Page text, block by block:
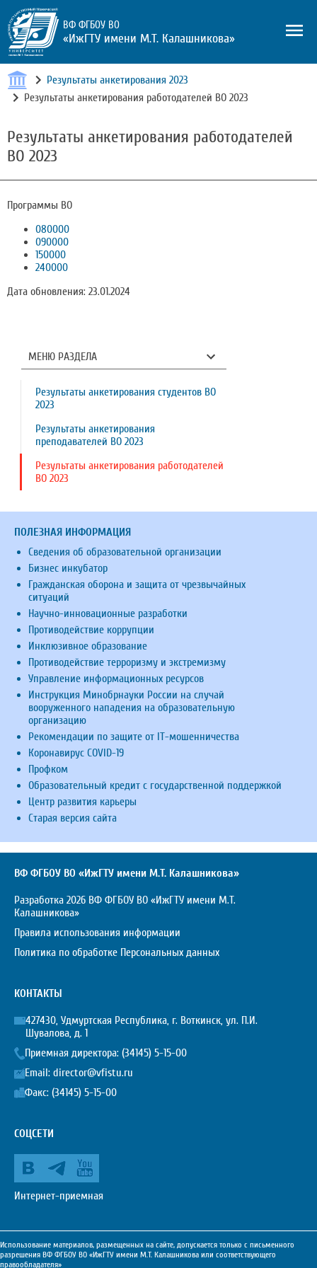
ВФ ФГБОУ ВО
«ИжГТУ имени М.Т. Калашникова»
Результаты анкетирования 2023
Результаты анкетирования работодателей ВО 2023
Результаты анкетирования работодателей
ВО 2023
Программы ВО
080000
090000
150000
240000
Дата обновления: 23.01.2024
МЕНЮ РАЗДЕЛА
Результаты анкетирования студентов ВО
2023
Результаты анкетирования
преподавателей ВО 2023
Результаты анкетирования работодателей
ВО 2023
ПОЛЕЗНАЯ ИНФОРМАЦИЯ
Сведения об образовательной организации
Бизнес инкубатор
Гражданская оборона и защита от чрезвычайных
ситуаций
Научно-инновационные разработки
Противодействие коррупции
Инклюзивное образование
Противодействие терроризму и экстремизму
Управление информационных ресурсов
Инструкция Минобрнауки России на случай
вооруженного нападения на образовательную
организацию
Рекомендации по защите от IT-мошенничества
Коронавирус COVID-19
Профком
Образовательный кредит с государственной поддержкой
Центр развития карьеры
Старая версия сайта
ВФ ФГБОУ ВО «ИжГТУ имени М.Т. Калашникова»
Разработка 2026 ВФ ФГБОУ ВО «ИжГТУ имени М.Т.
Калашникова»
Правила использования информации
Политика по обработке Персональных данных
КОНТАКТЫ
427430, Удмуртская Республика, г. Воткинск, ул. П.И.
Шувалова, д. 1
Приемная директора: (34145) 5-15-00
Email: director@vfistu.ru
Факс: (34145) 5-15-00
СОЦСЕТИ
Интернет-приемная
Использование материалов, размещенных на сайте, допускается только с письменного
разрешения ВФ ФГБОУ ВО «ИжГТУ имени М.Т. Калашникова или соответствующего
правообладателя»